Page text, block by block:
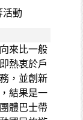
活動
來比一般
熱衷於戶
，並創新
結果是一
體巴士帶